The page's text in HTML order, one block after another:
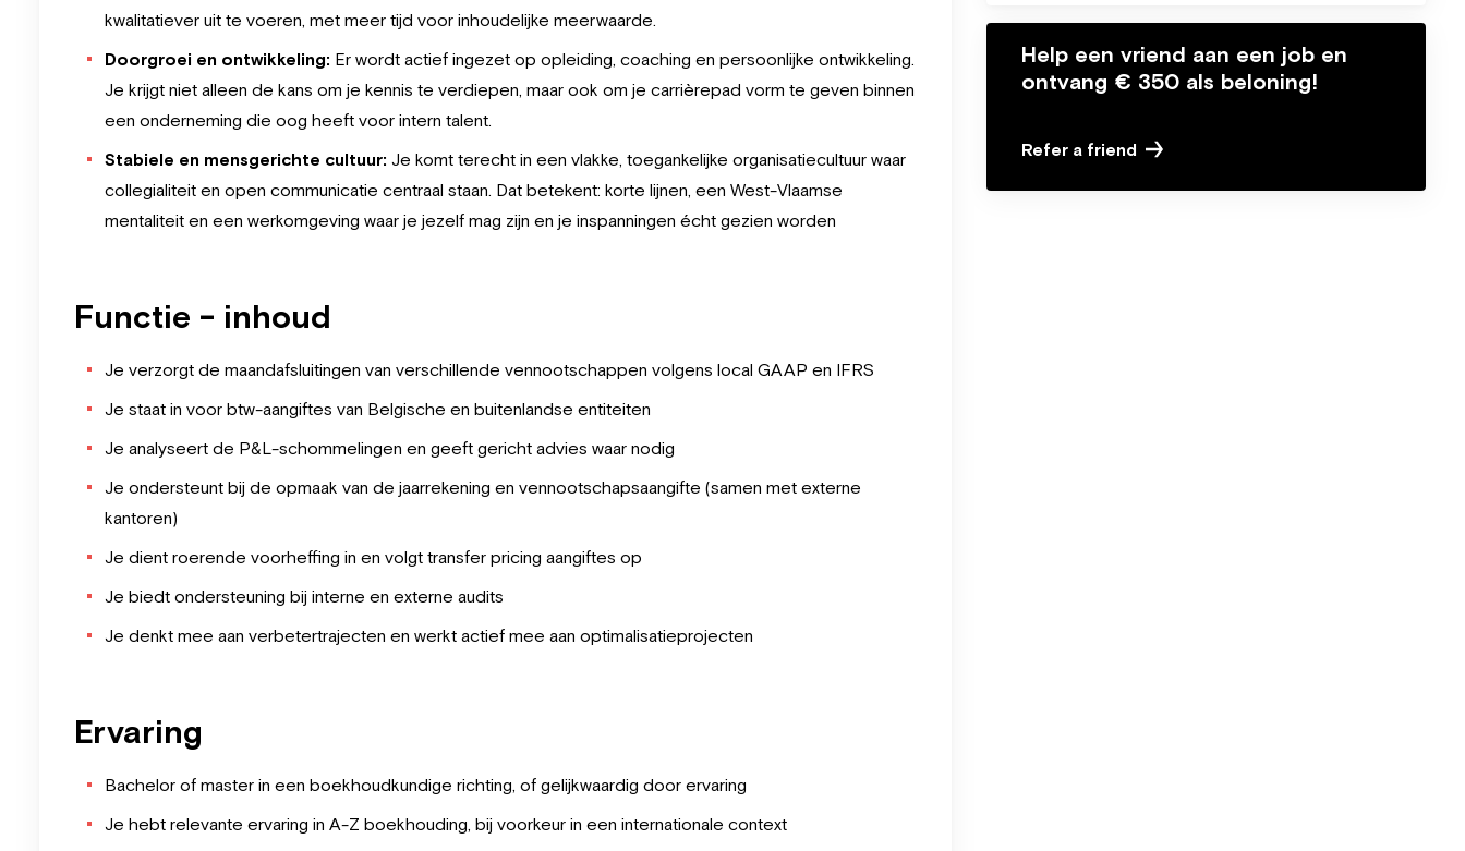
kwalitatiever uit te voeren, met meer tijd voor inhoudelijke meerwaarde.
Doorgroei en ontwikkeling: Er wordt actief ingezet op opleiding, coaching en persoonlijke ontwikkeling.
Je krijgt niet alleen de kans om je kennis te verdiepen, maar ook om je carrièrepad vorm te geven binnen
een onderneming die oog heeft voor intern talent.
Stabiele en mensgerichte cultuur: Je komt terecht in een vlakke, toegankelijke organisatiecultuur waar
collegialiteit en open communicatie centraal staan. Dat betekent: korte lijnen, een West-Vlaamse
mentaliteit en een werkomgeving waar je jezelf mag zijn en je inspanningen écht gezien worden
Functie - inhoud
Je verzorgt de maandafsluitingen van verschillende vennootschappen volgens local GAAP en IFRS
Je staat in voor btw-aangiftes van Belgische en buitenlandse entiteiten
Je analyseert de P&L-schommelingen en geeft gericht advies waar nodig
Je ondersteunt bij de opmaak van de jaarrekening en vennootschapsaangifte (samen met externe
kantoren)
Je dient roerende voorheffing in en volgt transfer pricing aangiftes op
Je biedt ondersteuning bij interne en externe audits
Je denkt mee aan verbetertrajecten en werkt actief mee aan optimalisatieprojecten
Ervaring
Bachelor of master in een boekhoudkundige richting, of gelijkwaardig door ervaring
Je hebt relevante ervaring in A-Z boekhouding, bij voorkeur in een internationale context
Help een vriend aan een job en
ontvang € 350 als beloning!
Refer a friend